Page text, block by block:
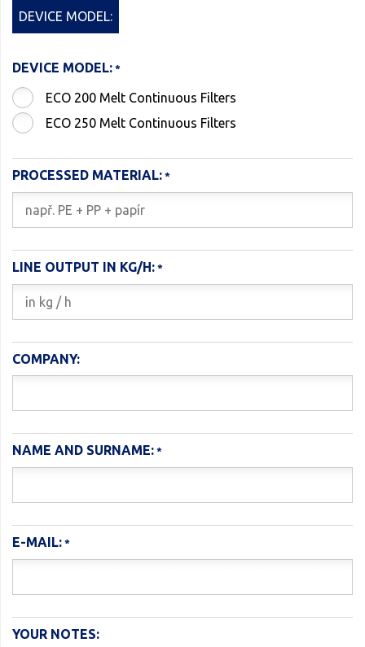
DEVICE MODEL:
DEVICE MODEL:
ECO 200 Melt Continuous Filters
ECO 250 Melt Continuous Filters
PROCESSED MATERIAL:
LINE OUTPUT IN KG/H:
COMPANY:
NAME AND SURNAME:
E-MAIL:
YOUR NOTES: